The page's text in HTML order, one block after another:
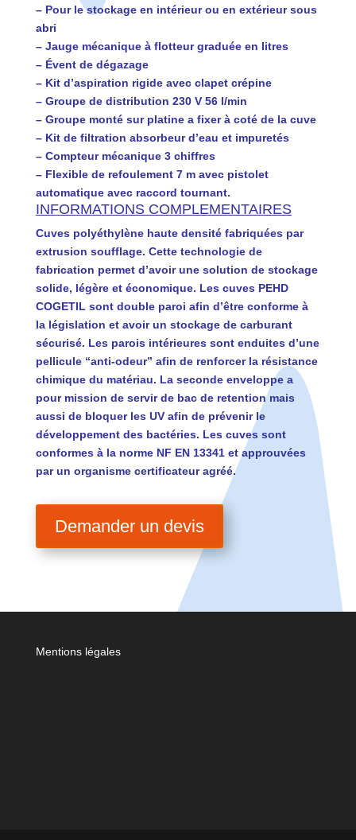
– Pour le stockage en intérieur ou en extérieur sous
abri
– Jauge mécanique à flotteur graduée en litres
– Évent de dégazage
– Kit d’aspiration rigide avec clapet crépine
– Groupe de distribution 230 V 56 l/min
– Groupe monté sur platine a fixer à coté de la cuve
– Kit de filtration absorbeur d’eau et impuretés
– Compteur mécanique 3 chiffres
– Flexible de refoulement 7 m avec pistolet
automatique avec raccord tournant.
INFORMATIONS COMPLEMENTAIRES
Cuves polyéthylène haute densité fabriquées par
extrusion soufflage. Cette technologie de
fabrication permet d’avoir une solution de stockage
solide, légère et économique. Les cuves PEHD
COGETIL sont double paroi afin d’être conforme à
la législation et avoir un stockage de carburant
sécurisé. Les parois intérieures sont enduites d’une
pellicule “anti-odeur” afin de renforcer la résistance
chimique du matériau. La seconde enveloppe a
pour mission de servir de bac de retention mais
aussi de bloquer les UV afin de prévenir le
développement des bactéries. Les cuves sont
conformes à la norme NF EN 13341 et approuvées
par un organisme certificateur agréé.
Demander un devis
Mentions légales